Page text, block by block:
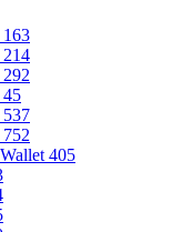
163
214
292
45
537
752
405